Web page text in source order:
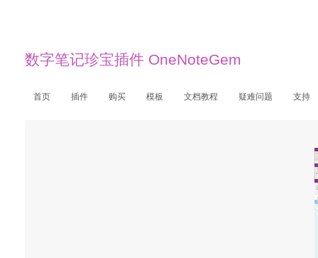
数字笔记珍宝插件 OneNoteGem
首页 插件 购买 模板 文档教程 疑难问题 支持